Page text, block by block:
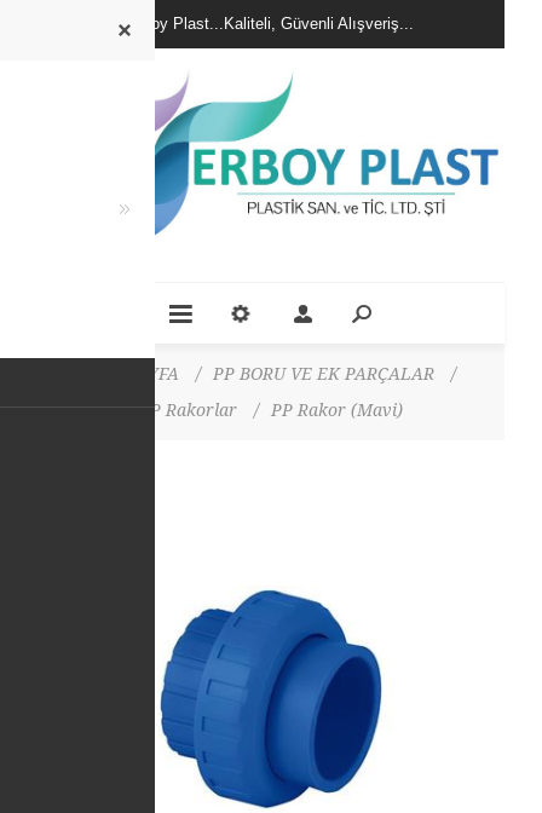
Erboy Plast...Kaliteli, Güvenli Alışveriş...
ANA SAYFA / PP BORU VE EK PARÇALAR
/
PP Rakorlar
/ PP Rakor (Mavi)